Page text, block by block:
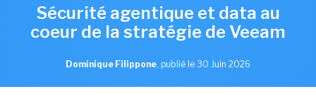
Sécurité agentique et data au
coeur de la stratégie de Veeam
Dominique Filippone, publié le 30 Juin 2026